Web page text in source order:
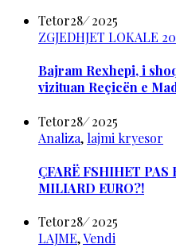
Tetor28/2025
ZGJEDHJET LOKALE
Bajram Rexhepi, i
vizituan Reçicën e
Tetor28/2025
Analiza, lajmi kryesor
ÇFARË FSHIHET PAS
MILIARD EURO?!
Tetor28/2025
LAJME,Vendi